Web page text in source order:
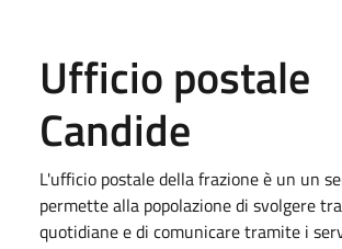
Ufficio postale
Candide
L'ufficio postale della frazione è un un
permette alla popolazione di svolgere
quotidiane e di comunicare tramite i